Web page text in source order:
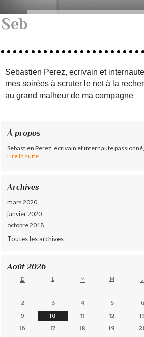
Seb
Sebastien Perez, ecrivain et
mes soirées à scruter le net à la
au grand malheur de ma compagne
À propos
Sebastien Perez, ecrivain et internaute
Lire la suite
Archives
mars 2020
janvier 2020
octobre 2018
Toutes les archives
Août 2026
D L M M J
2
3 4 5 6
9
10 11 12
16
17 18 19